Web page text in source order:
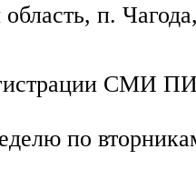
область, п.
СМИ
по